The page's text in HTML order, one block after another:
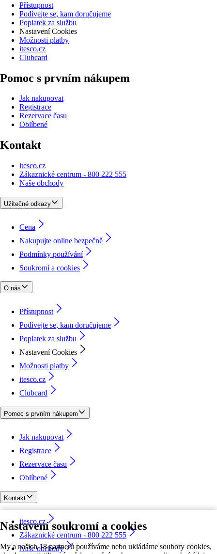
Nastavení soukromí a cookies
My a našich 18 partnerů používáme nebo ukládáme soubory cookies,
Přístupnost
Podívejte se, kam doručujeme
Poplatek za službu
Nastavení Cookies
Možnosti platby
itesco.cz
Clubcard
Pomoc s prvním nákupem
Jak nakupovat
Registrace
Rezervace času
Oblíbené
Kontakt
itesco.cz
Zákaznické centrum - 800 222 555
Naše obchody
Užitečné odkazy
Cena
Nakupujte online bezpečně
Podmínky používání
Soukromí a cookies
O nás
Přístupnost
Podívejte se, kam doručujeme
Poplatek za službu
Nastavení Cookies
Možnosti platby
itesco.cz
Clubcard
Pomoc s prvním nákupem
Jak nakupovat
Registrace
Rezervace času
Oblíbené
Kontakt
itesco.cz
Zákaznické centrum - 800 222 555
Naše obchody